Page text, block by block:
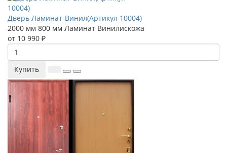
Дверь Ламинат-Винил(Артикул 10004)
2000 мм 800 мм Ламинат Винилискожа
от 10 990 ₽
Купить